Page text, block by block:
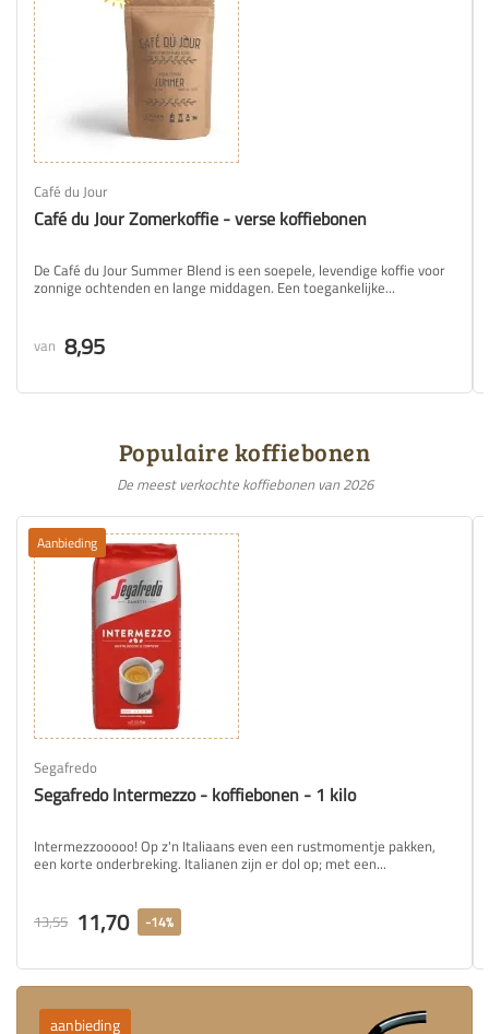
Café du Jour
Café du Jour Zomerkoffie - verse koffiebonen
De Café du Jour Summer Blend is een soepele, levendige koffie voor
zonnige ochtenden en lange middagen. Een toegankelijke...
van 8,95
Populaire koffiebonen
De meest verkochte koffiebonen van 2026
Aanbieding
Segafredo
Segafredo Intermezzo - koffiebonen - 1 kilo
Intermezzooooo! Op z'n Italiaans even een rustmomentje pakken,
een korte onderbreking. Italianen zijn er dol op; met een...
13,55 11,70 -14%
aanbieding